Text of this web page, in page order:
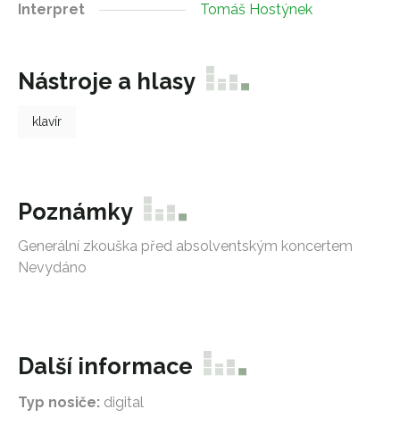
Interpret Tomáš Hostýnek
Nástroje a hlasy
klavír
Poznámky
Generální zkouška před absolventským koncertem
Nevydáno
Další informace
Typ nosiče: digital